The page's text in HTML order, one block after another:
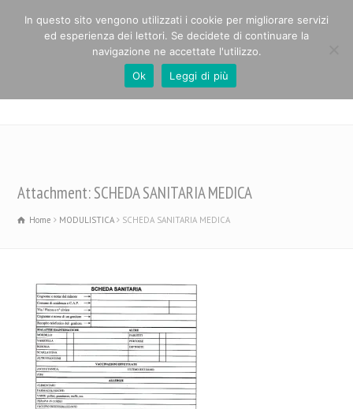
Casa Alpina Paolo Cabrini
Attachment: SCHEDA SANITARIA MEDICA
Home MODULISTICA SCHEDA SANITARIA MEDICA
In questo sito vengono utilizzati i cookie per migliorare servizi
ed esperienza dei lettori. Se decidete di continuare la
navigazione ne accettate l'utilizzo.
Ok
Leggi di più